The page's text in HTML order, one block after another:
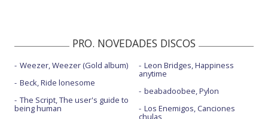
PRO. NOVEDADES DISCOS
Weezer, Weezer (Gold album)
Beck, Ride lonesome
The Script, The user's guide to
being human
Leon Bridges, Happiness
anytime
beabadoobee, Pylon
Los Enemigos, Canciones
chulas